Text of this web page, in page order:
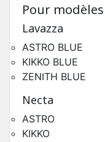
Pièces
Pour modèles
Lavazza
ASTRO BLUE
KIKKO BLUE
ZENITH BLUE
Necta
ASTRO
KIKKO